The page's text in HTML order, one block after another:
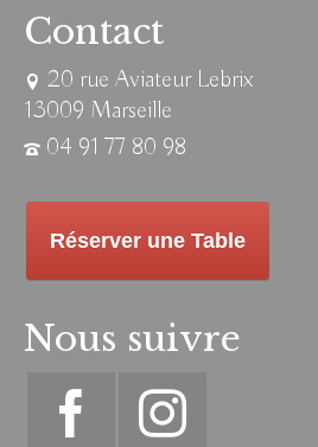
Contact
20 rue Aviateur Lebrix
13009 Marseille
04 91 77 80 98
Réserver une Table
Nous suivre